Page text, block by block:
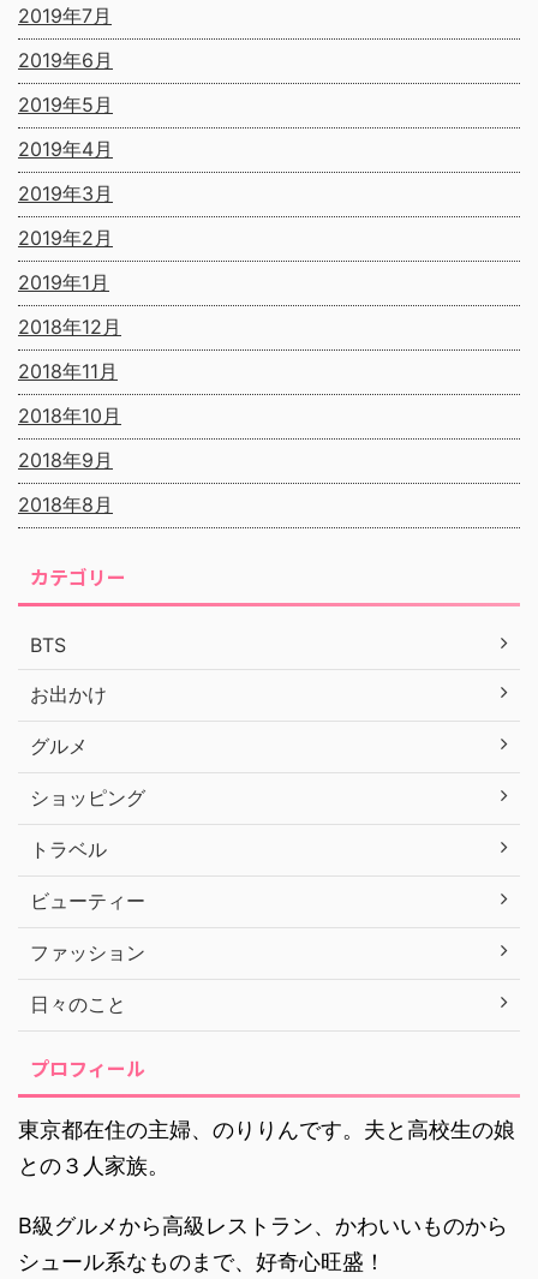
2019年7月
2019年6月
2019年5月
2019年4月
2019年3月
2019年2月
2019年1月
2018年12月
2018年11月
2018年10月
2018年9月
2018年8月
カテゴリー
BTS
お出かけ
グルメ
ショッピング
トラベル
ビューティー
ファッション
日々のこと
プロフィール
東京都在住の主婦、のりりんです。夫と高校生の娘
との３人家族。
B級グルメから高級レストラン、かわいいものから
シュール系なものまで、好奇心旺盛！